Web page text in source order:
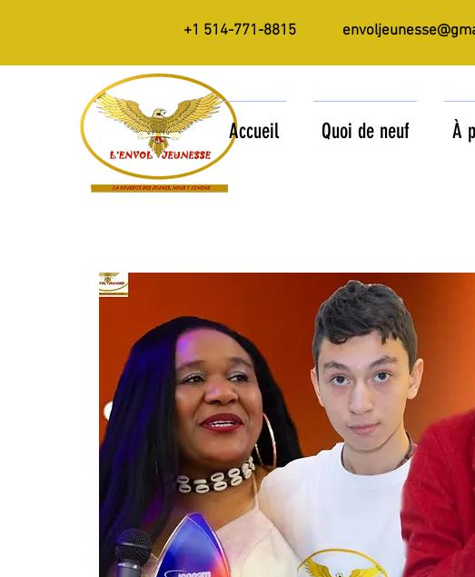
+1 514-771-8815
Accueil Quoi de neuf À